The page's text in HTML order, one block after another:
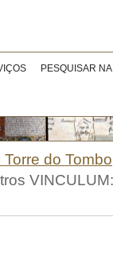
PESQUISAR
do Tombo